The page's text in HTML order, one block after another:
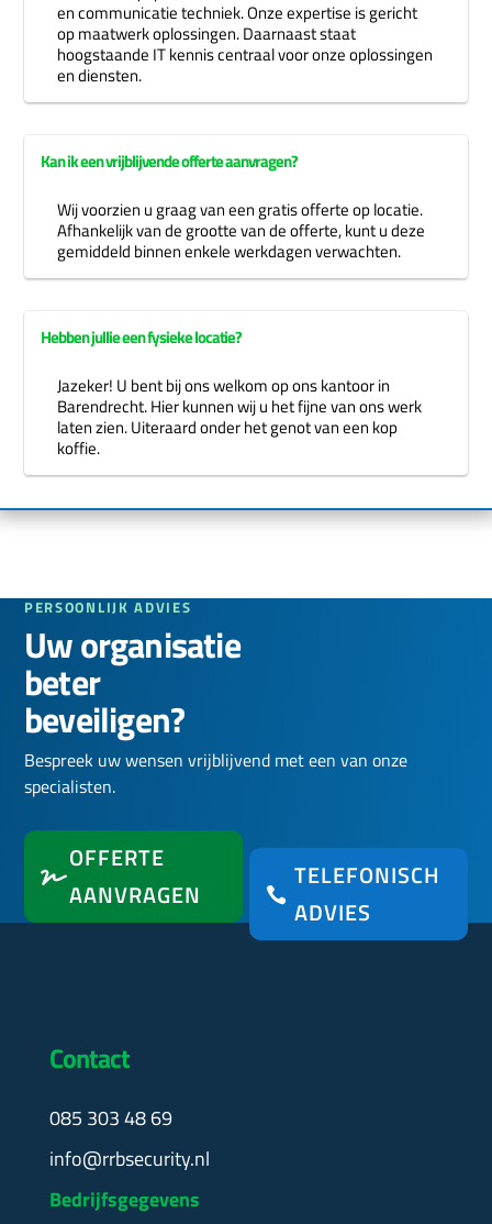
en communicatie techniek. Onze expertise is gericht
op maatwerk oplossingen. Daarnaast staat
hoogstaande IT kennis centraal voor onze oplossingen
en diensten.
Kan ik een vrijblijvende offerte aanvragen?
Wij voorzien u graag van een gratis offerte op locatie.
Afhankelijk van de grootte van de offerte, kunt u deze
gemiddeld binnen enkele werkdagen verwachten.
Hebben jullie een fysieke locatie?
Jazeker! U bent bij ons welkom op ons kantoor in
Barendrecht. Hier kunnen wij u het fijne van ons werk
laten zien. Uiteraard onder het genot van een kop
koffie.
Uw organisatie
beter
beveiligen?
PERSOONLIJK ADVIES
Bespreek uw wensen vrijblijvend met een van onze
specialisten.
OFFERTE
AANVRAGEN
TELEFONISCH
ADVIES
Contact
085 303 48 69
info@rrbsecurity.nl
Bedrijfsgegevens